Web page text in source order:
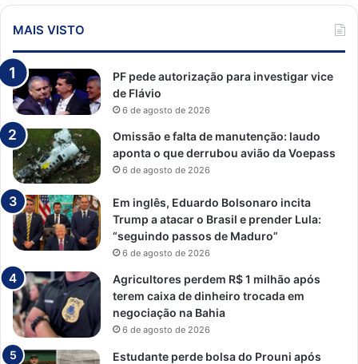
MAIS VISTO
PF pede autorização para investigar vice
de Flávio
6 de agosto de 2026
Omissão e falta de manutenção: laudo
aponta o que derrubou avião da Voepass
6 de agosto de 2026
Em inglês, Eduardo Bolsonaro incita
Trump a atacar o Brasil e prender Lula:
“seguindo passos de Maduro”
6 de agosto de 2026
Agricultores perdem R$ 1 milhão após
terem caixa de dinheiro trocada em
negociação na Bahia
6 de agosto de 2026
Estudante perde bolsa do Prouni após